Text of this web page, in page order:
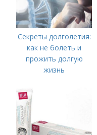
Секреты долголетия:
как не болеть и
прожить долгую
жизнь